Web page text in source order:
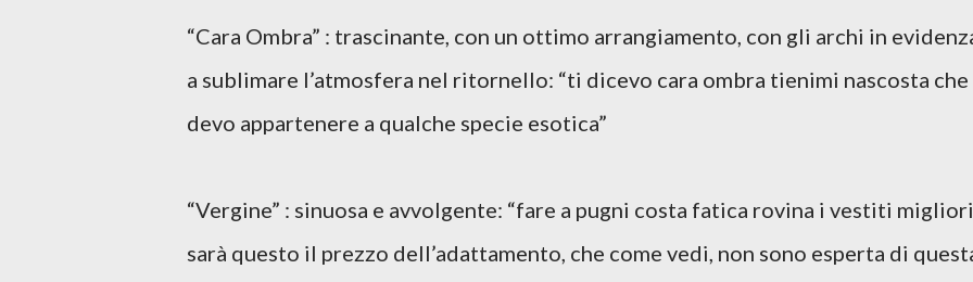
“Cara Ombra” : trascinante, con un ottimo arrangiamento, con gli archi in
a sublimare l’atmosfera nel ritornello: “ti dicevo cara ombra tienimi nascosta che
devo appartenere a qualche specie esotica”
“Vergine” : sinuosa e avvolgente: “fare a pugni costa fatica rovina i vestiti
sarà questo il prezzo dell’adattamento, che come vedi, non sono esperta di